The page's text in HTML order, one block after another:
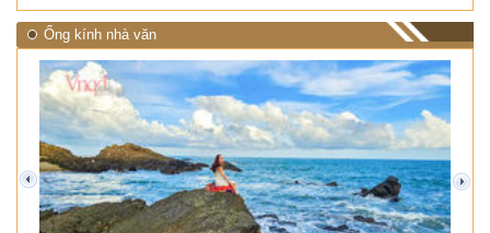
Ống kính nhà văn
prev next